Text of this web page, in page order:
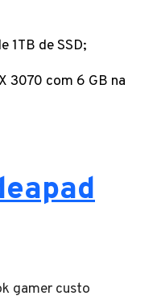
1TB de SSD;
3070 com 6 GB na
gamer custo